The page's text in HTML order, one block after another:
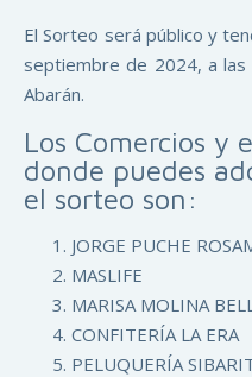
El Sorteo será público y
septiembre de 2024, a
Abarán.
Los Comercios y
donde puedes
el sorteo son:
JORGE PUCHE
MASLIFE
MARISA MOLINA
CONFITERÍA LA ERA
PELUQUERÍA